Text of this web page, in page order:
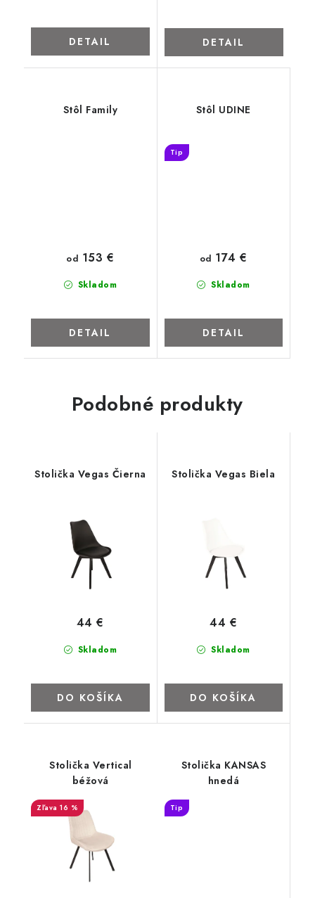
DETAIL DETAIL
Stôl Family
Skladom
od 153 €
DETAIL
Stôl UDINE
Tip
Skladom
od 174 €
DETAIL
Podobné produkty
Stolička Vegas Čierna
Skladom
44 €
DO KOŠÍKA
Stolička Vegas Biela
Skladom
44 €
DO KOŠÍKA
Stolička Vertical
béžová
16 %
Stolička KANSAS
hnedá
Tip